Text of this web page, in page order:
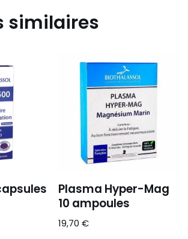
similaires
Plasma Hyper-Mag
10 ampoules
19,70€